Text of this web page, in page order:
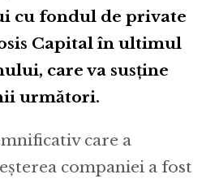
cu fondul de private
Capital în ultimul
care va susține
următori.
care a
companiei a fost